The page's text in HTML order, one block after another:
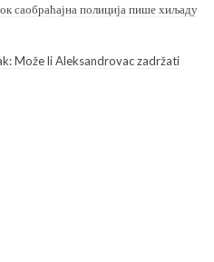
саобраћајна полиција пише хиљаду
Može li Aleksandrovac zadržati